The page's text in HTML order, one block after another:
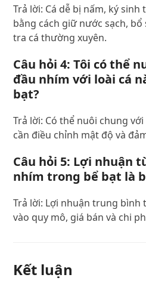
Trả lời: Cá dễ bị nấm, ký
bằng cách giữ nước sạch,
tra cá thường xuyên.
Câu hỏi 4: Tôi có thể
đầu nhím với loài cá
bạt?
Trả lời: Có thể nuôi chung
cần điều chỉnh mật độ và
Câu hỏi 5: Lợi nhuận
nhím trong bể bạt là
Trả lời: Lợi nhuận trung bình
vào quy mô, giá bán và chi
Kết luận